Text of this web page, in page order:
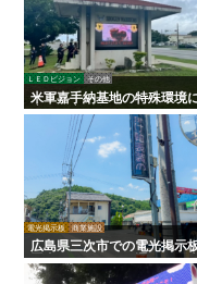
ＬＥＤビジョン その他
米軍嘉手納基地の特殊環境
応した高耐久LEDビジョン
置しました
電光掲示板 商業施設
広島県三次市での電光掲示
置事例｜カーター通りの歴
伝える「日本工芸」様導入